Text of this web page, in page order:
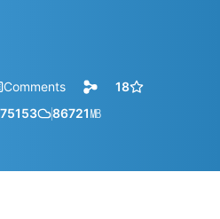
Comments
18
75153 86721㎆︎